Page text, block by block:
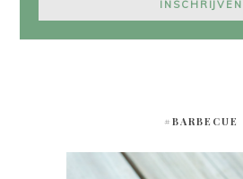
#BARBECUE